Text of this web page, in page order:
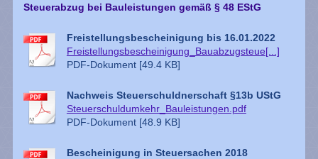
Steuerabzug bei Bauleistungen gemäß § 48 EStG
Freistellungsbescheinigung bis 16.01.2022
Freistellungsbescheinigung_Bauabzugsteue[...]
PDF-Dokument [49.4 KB]
Nachweis Steuerschuldnerschaft §13b UStG
Steuerschuldumkehr_Bauleistungen.pdf
PDF-Dokument [48.9 KB]
Bescheinigung in Steuersachen 2018